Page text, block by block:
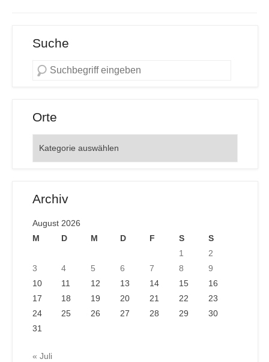
Suche
Orte
Archiv
August 2026
M
D M D F S
S
1
2
3
4 5 6 7 8
9
10
11 12 13 14 15
16
17
18 19 20 21 22
23
24
25 26 27 28 29
30
31
« Juli